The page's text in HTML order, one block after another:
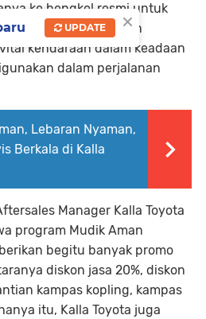
ke bengkel resmi untuk
sekaligus memastikan
kendaraan dalam keadaan
dalam perjalanan
Lebaran Nyaman,
Berkala di Kalla
Manager Kalla Toyota
program Mudik Aman
begitu banyak promo
diskon jasa 20%, diskon
kampas kopling, kampas
itu, Kalla Toyota juga
×
UPDATE